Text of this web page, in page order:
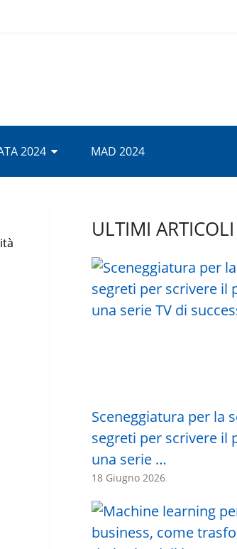
2024 MAD 2024
ULTIMI ARTICOLI
Sceneggiatura per la
segreti per scrivere il
una serie …
18 Giugno 2026